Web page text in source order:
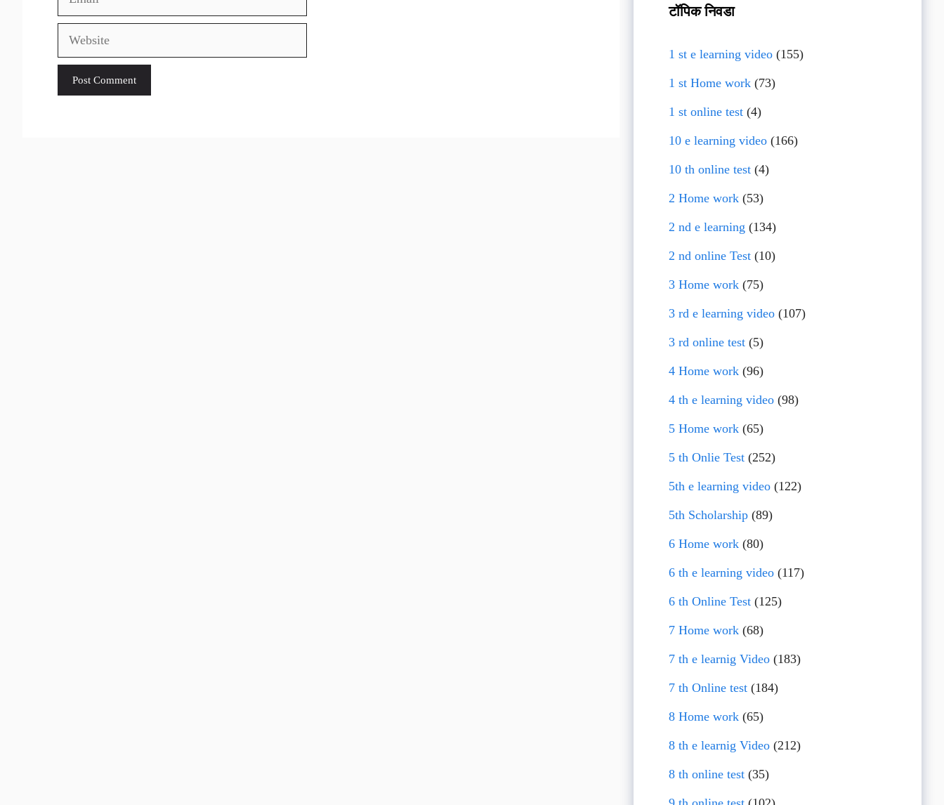
Website
टॉपिक निवडा
1 st e learning video(155)
1 st Home work(73)
1 st online test(4)
10 e learning video(166)
10 th online test(4)
2 Home work(53)
2 nd e learning (134)
2 nd online Test(10)
3 Home work(75)
3 rd e learning video(107)
3 rd online test(5)
4 Home work(96)
4 th e learning video(98)
5 Home work(65)
5 th Onlie Test(252)
5th e learning video(122)
5th Scholarship(89)
6 Home work(80)
6 th e learning video(117)
6 th Online Test(125)
7 Home work(68)
7 th e learnig Video(183)
7 th Online test(184)
8 Home work(65)
8 th e learnig Video(212)
8 th online test(35)